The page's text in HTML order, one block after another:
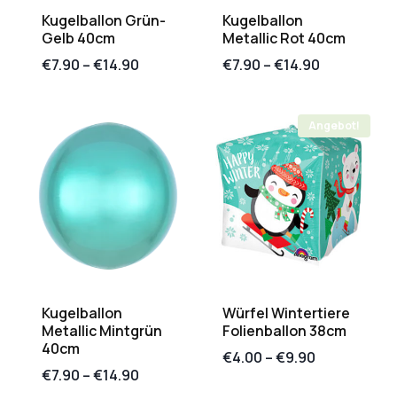
Kugelballon Grün-
Gelb 40cm
€7.90 –€14.90
Kugelballon
Metallic Rot 40cm
€7.90 –€14.90
Kugelballon
Metallic Mintgrün
40cm
€7.90 –€14.90
Angebot!
Würfel Wintertiere
Folienballon 38cm
€4.00 –€9.90